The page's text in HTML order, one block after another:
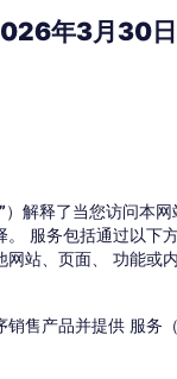
年3月30日
）解释了当您访问本
。 服务包括通过以下
站、页面、 功能或
销售产品并提供 服